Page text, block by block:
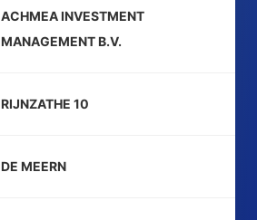
ACHMEA INVESTMENT
MANAGEMENT B.V.
RIJNZATHE 10
DE MEERN